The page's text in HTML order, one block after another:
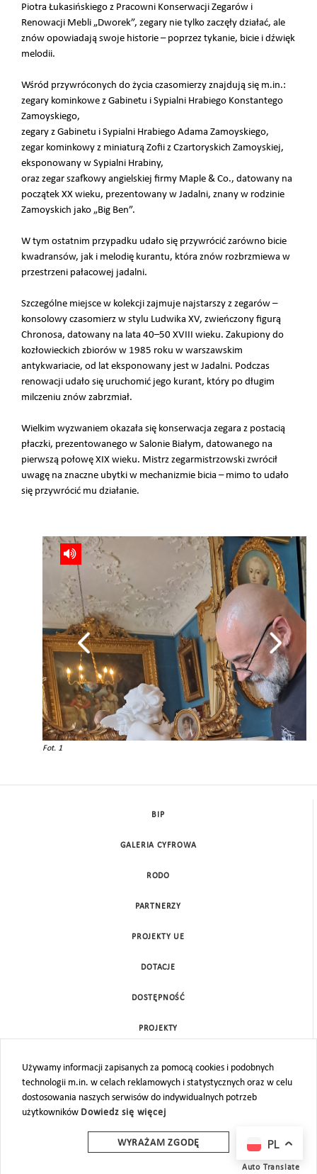
Piotra Łukasińskiego z Pracowni Konserwacji Zegarów i
Renowacji Mebli „Dworek”, zegary nie tylko zaczęły działać, ale
znów opowiadają swoje historie – poprzez tykanie, bicie i dźwięk
melodii.
Wśród przywróconych do życia czasomierzy znajdują się m.in.:
zegary kominkowe z Gabinetu i Sypialni Hrabiego Konstantego
Zamoyskiego,
zegary z Gabinetu i Sypialni Hrabiego Adama Zamoyskiego,
zegar kominkowy z miniaturą Zofii z Czartoryskich Zamoyskiej,
eksponowany w Sypialni Hrabiny,
oraz zegar szafkowy angielskiej firmy Maple & Co., datowany na
początek XX wieku, prezentowany w Jadalni, znany w rodzinie
Zamoyskich jako „Big Ben”.
W tym ostatnim przypadku udało się przywrócić zarówno bicie
kwadransów, jak i melodię kurantu, która znów rozbrzmiewa w
przestrzeni pałacowej jadalni.
Szczególne miejsce w kolekcji zajmuje najstarszy z zegarów –
konsolowy czasomierz w stylu Ludwika XV, zwieńczony figurą
Chronosa, datowany na lata 40–50 XVIII wieku. Zakupiony do
kozłowieckich zbiorów w 1985 roku w warszawskim
antykwariacie, od lat eksponowany jest w Jadalni. Podczas
renowacji udało się uruchomić jego kurant, który po długim
milczeniu znów zabrzmiał.
Wielkim wyzwaniem okazała się konserwacja zegara z postacią
płaczki, prezentowanego w Salonie Białym, datowanego na
pierwszą połowę XIX wieku. Mistrz zegarmistrzowski zwrócił
uwagę na znaczne ubytki w mechanizmie bicia – mimo to udało
się przywrócić mu działanie.
Fot. 1
Używamy informacji zapisanych za pomocą cookies i podobnych
technologii m.in. w celach reklamowych i statystycznych oraz w celu
dostosowania naszych serwisów do indywidualnych potrzeb
użytkowników Dowiedz się więcej
WYRAŻAM ZGODĘ
BIP
GALERIA CYFROWA
RODO
PARTNERZY
PROJEKTY UE
DOTACJE
DOSTĘPNOŚĆ
PROJEKTY
MAPA STRONY
PL
Auto Translate